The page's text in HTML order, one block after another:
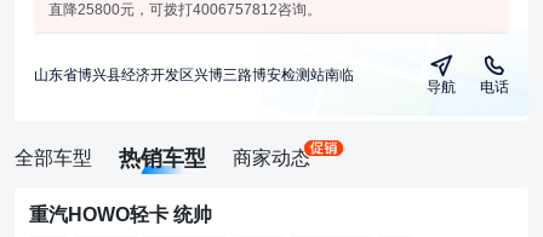
直降25800元，可拨打4006757812咨询。
山东省博兴县经济开发区兴博三路博安检测站南临
导航 电话
全部车型 热销车型 商家动态
重汽HOWO轻卡 统帅